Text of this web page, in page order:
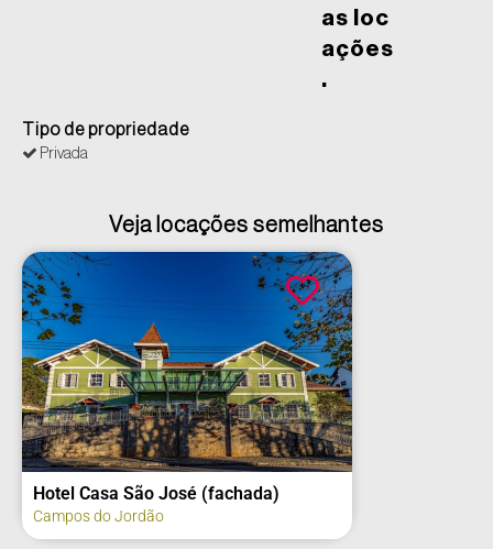
as loc
ações
.
Tipo de propriedade
Privada
Veja locações semelhantes
Hotel Casa São José (fachada)
Campos do Jordão